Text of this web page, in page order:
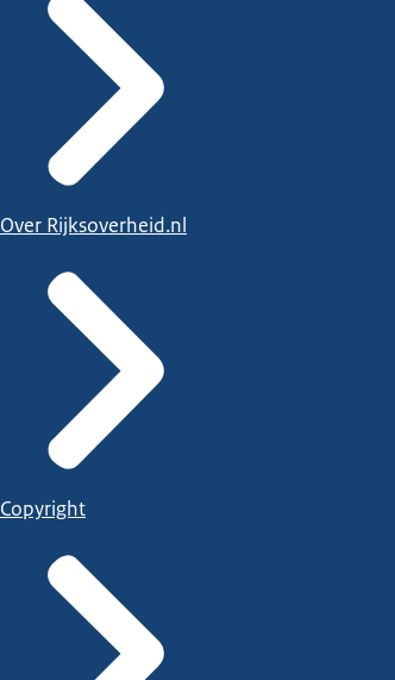
Over Rijksoverheid.nl
Copyright